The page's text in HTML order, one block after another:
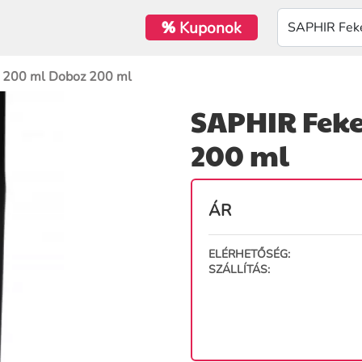
%Kuponok
200 ml Doboz 200 ml
SAPHIR
200 ml
ÁR
ELÉRHETŐSÉG:
SZÁLLÍTÁS: